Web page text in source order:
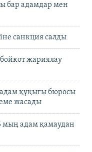
бар адамдар мен
санкция салды
жариялау
құқығы бюросы
жасады
мың адам қамаудан